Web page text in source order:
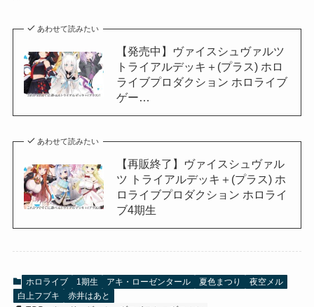
あわせて読みたい
【発売中】ヴァイスシュヴァルツ
トライアルデッキ＋(プラス) ホロ
ライブプロダクション ホロライブ
ゲー…
あわせて読みたい
【再販終了】ヴァイスシュヴァル
ツ トライアルデッキ＋(プラス) ホ
ロライブプロダクション ホロライ
ブ4期生
ホロライブ 1期生 アキ・ローゼンタール 夏色まつり
夜空メル
白上フブキ
赤井はあと